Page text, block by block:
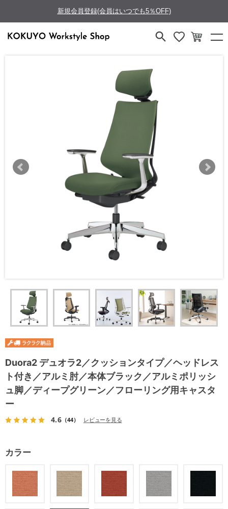
新規会員登録(会員はいつでも5％OFF)
Duora2 デュオラ2／クッションタイプ／ヘッドレス
ト付き／アルミ肘／本体ブラック／アルミポリッシ
ュ脚／ディープグリーン／フローリング用キャスタ
ー
4.6（44） レビューを見る
カラー